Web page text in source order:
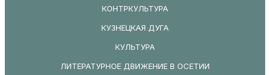
КОНТРКУЛЬТУРА
КУЗНЕЦКАЯ ДУГА
КУЛЬТУРА
ЛИТЕРАТУРНОЕ ДВИЖЕНИЕ В ОСЕТИИ